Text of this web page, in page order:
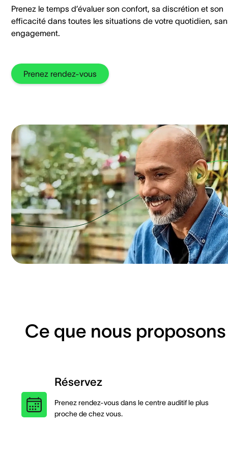
Prenez le temps d’évaluer son confort, sa discrétion et son
efficacité dans toutes les situations de votre quotidien,
engagement.
Prenez rendez-vous
Ce que nous proposons
Réservez
Prenez rendez-vous dans le centre auditif le plus
proche de chez vous.